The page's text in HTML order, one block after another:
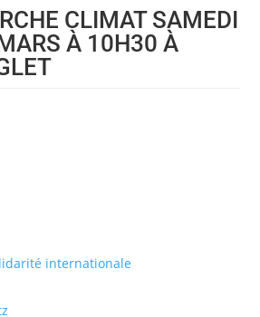
CLIMAT SAMEDI
À 10H30 À
internationale